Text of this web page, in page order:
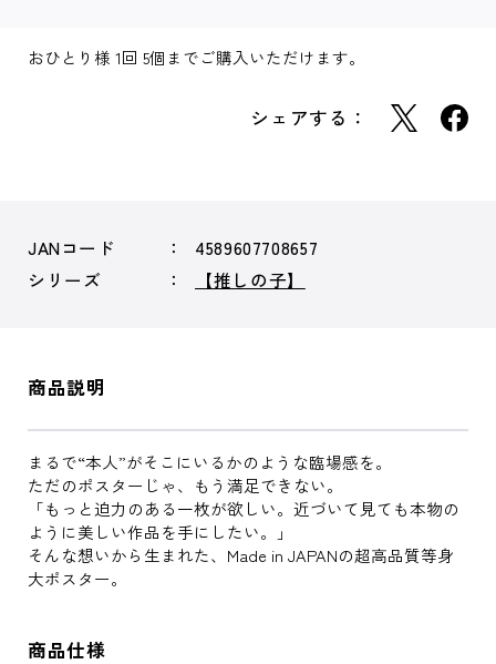
おひとり様 1回 5個までご購入いただけます。
シェアする：
JANコード
4589607708657
シリーズ
【推しの子】
商品説明
まるで“本人”がそこにいるかのような臨場感を。
ただのポスターじゃ、もう満足できない。
「もっと迫力のある一枚が欲しい。近づいて見ても本物の
ように美しい作品を手にしたい。」
そんな想いから生まれた、Made in JAPANの超高品質等身
大ポスター。
商品仕様